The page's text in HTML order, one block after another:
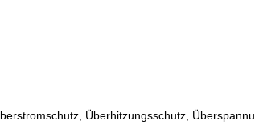
Überhitzungsschutz,